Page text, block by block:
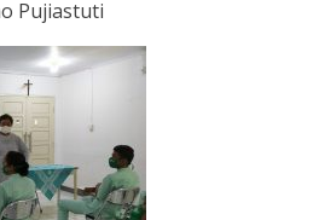
Pujiastuti